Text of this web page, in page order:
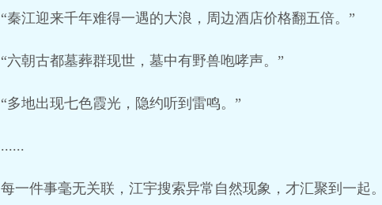
“秦江迎来千年难得一遇的大浪，周边酒店价格翻五倍。”
“六朝古都墓葬群现世，墓中有野兽咆哮声。”
“多地出现七色霞光，隐约听到雷鸣。”
......
每一件事毫无关联，江宇搜索异常自然现象，才汇聚到一起。